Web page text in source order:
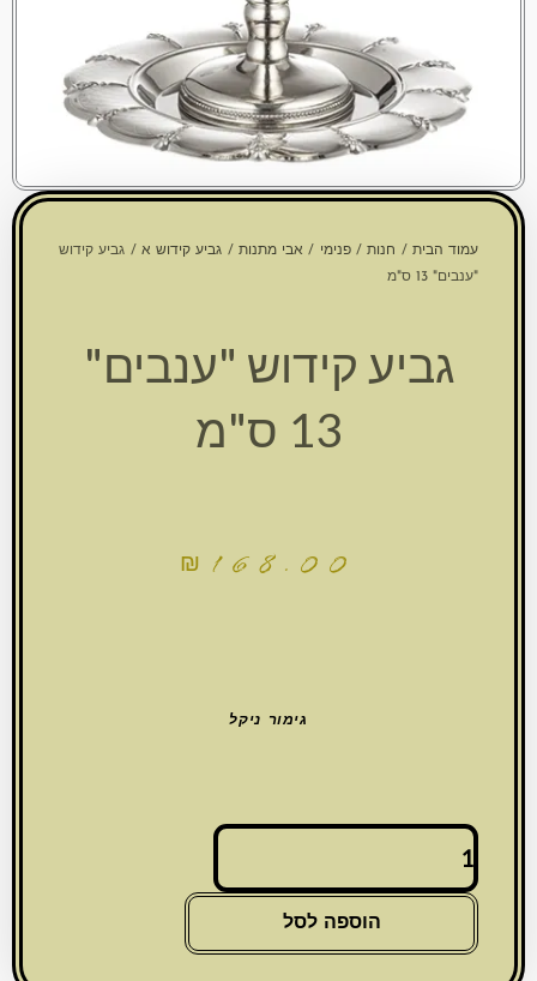
עמוד הבית/חנות/ פנימי/ אבי מתנות/ גביע קידוש א/ גביע קידוש
גביע קידוש "ענבים"
₪168.00
גימור ניקל
"ענבים"
13
הוספה לסל